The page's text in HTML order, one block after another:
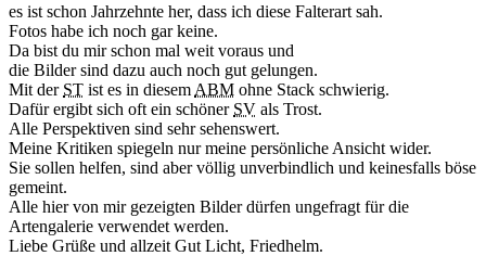
es ist schon Jahrzehnte her, dass ich diese Falterart sah.
Fotos habe ich noch gar keine.
Da bist du mir schon mal weit voraus und
die Bilder sind dazu auch noch gut gelungen.
Mit der ST ist es in diesem ABM ohne Stack schwierig.
Dafür ergibt sich oft ein schöner SV als Trost.
Alle Perspektiven sind sehr sehenswert.
Meine Kritiken spiegeln nur meine persönliche Ansicht wider.
Sie sollen helfen, sind aber völlig unverbindlich und keinesfalls böse
gemeint.
Alle hier von mir gezeigten Bilder dürfen ungefragt für die
Artengalerie verwendet werden.
Liebe Grüße und allzeit Gut Licht, Friedhelm.